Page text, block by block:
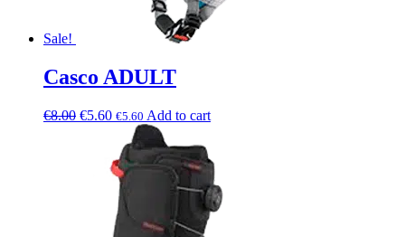
Sale!
Casco ADULT
€8.00 €5.60 €5.60 Add to cart